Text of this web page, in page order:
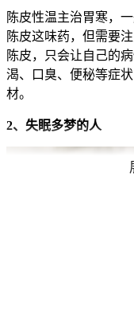
陈皮性温主治胃寒，
陈皮这味药，但需要
陈皮，只会让自己的
渴、口臭、便秘等症
材。
2、失眠多梦的人